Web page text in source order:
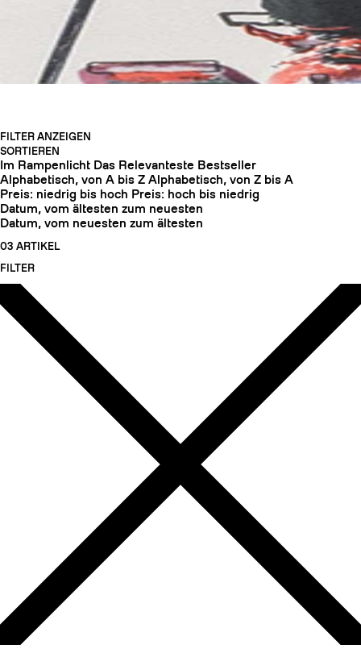
FILTER ANZEIGEN
SORTIEREN
Im Rampenlicht Das Relevanteste Bestseller
Alphabetisch, von A bis Z Alphabetisch, von Z bis A
Preis: niedrig bis hoch Preis: hoch bis niedrig
Datum, vom ältesten zum neuesten
Datum, vom neuesten zum ältesten
03 ARTIKEL
FILTER